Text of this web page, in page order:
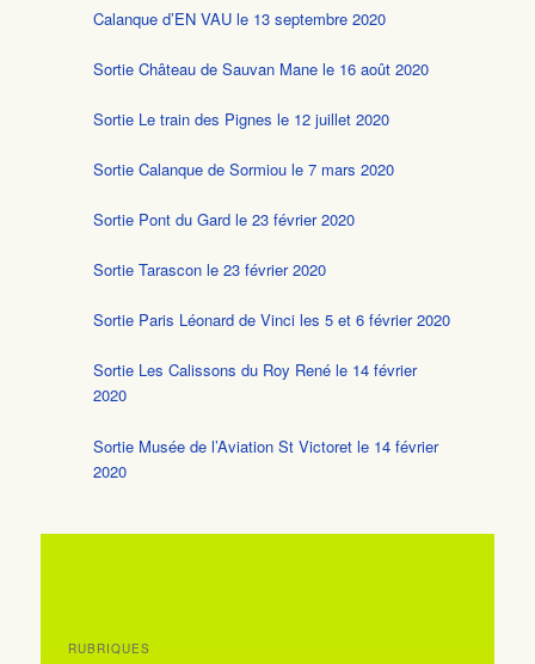
Calanque d’EN VAU le 13 septembre 2020
Sortie Château de Sauvan Mane le 16 août 2020
Sortie Le train des Pignes le 12 juillet 2020
Sortie Calanque de Sormiou le 7 mars 2020
Sortie Pont du Gard le 23 février 2020
Sortie Tarascon le 23 février 2020
Sortie Paris Léonard de Vinci les 5 et 6 février 2020
Sortie Les Calissons du Roy René le 14 février
2020
Sortie Musée de l’Aviation St Victoret le 14 février
2020
RUBRIQUES